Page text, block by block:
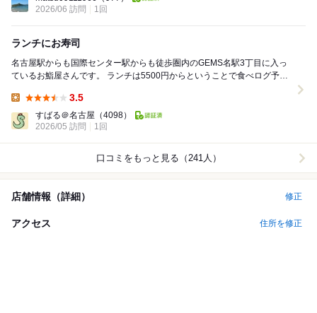
2026/06 訪問
1回
ランチにお寿司
名古屋駅からも国際センター駅からも徒歩圏内のGEMS名駅3丁目に入っ
ているお鮨屋さんです。 ランチは5500円からということで食べログ予約
3.5
すばる＠名古屋 （4098）
2026/05 訪問
1回
口コミをもっと見る（241人）
店舗情報（詳細） 修正
アクセス 住所を修正